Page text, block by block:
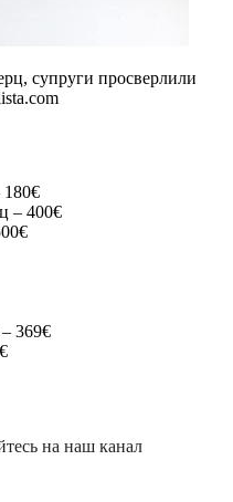
супруги просверлили
– 400€
369€
на наш канал